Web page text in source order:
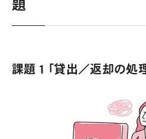
題
課題１「貸出／返却の処